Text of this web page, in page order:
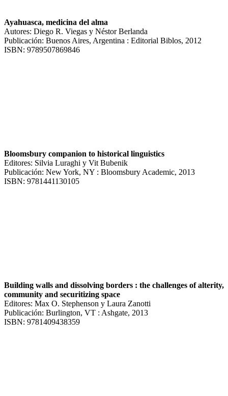
Ayahuasca, medicina del alma
Autores: Diego R. Viegas y Néstor Berlanda
Publicación: Buenos Aires, Argentina : Editorial Biblos, 2012
ISBN: 9789507869846
Bloomsbury companion to historical linguistics
Editores: Silvia Luraghi y Vit Bubenik
Publicación: New York, NY : Bloomsbury Academic, 2013
ISBN: 9781441130105
Building walls and dissolving borders : the challenges of alterity,
community and securitizing space
Editores: Max O. Stephenson y Laura Zanotti
Publicación: Burlington, VT : Ashgate, 2013
ISBN: 9781409438359